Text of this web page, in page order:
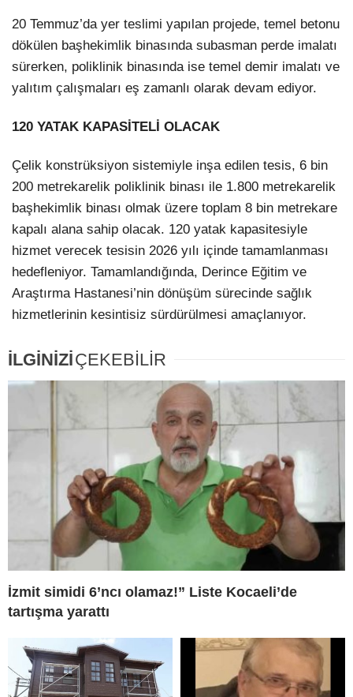
20 Temmuz’da yer teslimi yapılan projede, temel betonu
dökülen başhekimlik binasında subasman perde imalatı
sürerken, poliklinik binasında ise temel demir imalatı ve
yalıtım çalışmaları eş zamanlı olarak devam ediyor.
120 YATAK KAPASİTELİ OLACAK
Çelik konstrüksiyon sistemiyle inşa edilen tesis, 6 bin
200 metrekarelik poliklinik binası ile 1.800 metrekarelik
başhekimlik binası olmak üzere toplam 8 bin metrekare
kapalı alana sahip olacak. 120 yatak kapasitesiyle
hizmet verecek tesisin 2026 yılı içinde tamamlanması
hedefleniyor. Tamamlandığında, Derince Eğitim ve
Araştırma Hastanesi’nin dönüşüm sürecinde sağlık
hizmetlerinin kesintisiz sürdürülmesi amaçlanıyor.
İLGİNİZİÇEKEBİLİR
İzmit simidi 6’ncı olamaz!” Liste Kocaeli’de
tartışma yarattı